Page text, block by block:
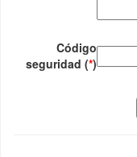
Código
seguridad (*)